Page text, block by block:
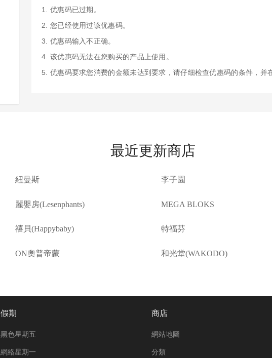
1. 优惠码已过期。
2. 您已经使用过该优惠码。
3. 优惠码输入不正确。
4. 该优惠码无法在您购买的产品上使用。
5. 优惠码要求您消费的金额未达到要求，请仔细检查优惠码的条件，并
最近更新商店
紐曼斯 李子園
麗嬰房(Lesenphants) MEGA BLOKS
禧貝(Happybaby) 特福芬
ON奧普帝蒙 和光堂(WAKODO)
假期
黑色星期五
網絡星期一
商店
網站地圖
分類